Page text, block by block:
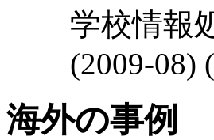
学校情報
(2009-08) (
海外の事例